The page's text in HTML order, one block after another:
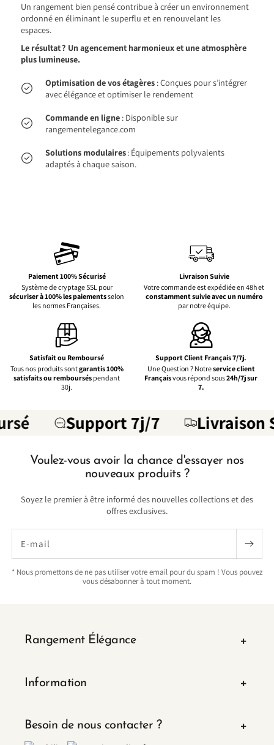
Un rangement bien pensé contribue à créer un environnement
ordonné en éliminant le superflu et en renouvelant les
espaces.
Le résultat ? Un agencement harmonieux et une atmosphère
plus lumineuse.
Optimisation de vos étagères : Conçues pour s’intégrer
avec élégance et optimiser le rendement
Commande en ligne : Disponible sur
rangementelegance.com
Solutions modulaires: Équipements polyvalents
adaptés à chaque saison.
Paiement 100% Sécurisé
Système de cryptage SSL pour
sécuriser à 100% les paiementsselon
les normes Françaises.
Livraison Suivie
Votre commande est expédiée en 48h et
constamment suivie avec un numéro
par notre équipe.
Satisfait ou Remboursé
Tous nos produits sontgarantis 100%
satisfaits ou remboursés pendant
30j.
Support Client Français 7/7j.
Une Question ? Notreservice client
Françaisvous répond sous24h/7j sur
7.
Support 7j/7 Livraison Suivie
Voulez-vous avoir la chance d'essayer nos
nouveaux produits ?
Soyez le premier à être informé des nouvelles collections et des
offres exclusives.
E-mail
* Nous promettons de ne pas utiliser votre email pour du spam ! Vous pouvez
vous désabonner à tout moment.
Rangement Élégance
Information
Besoin de nous contacter ?